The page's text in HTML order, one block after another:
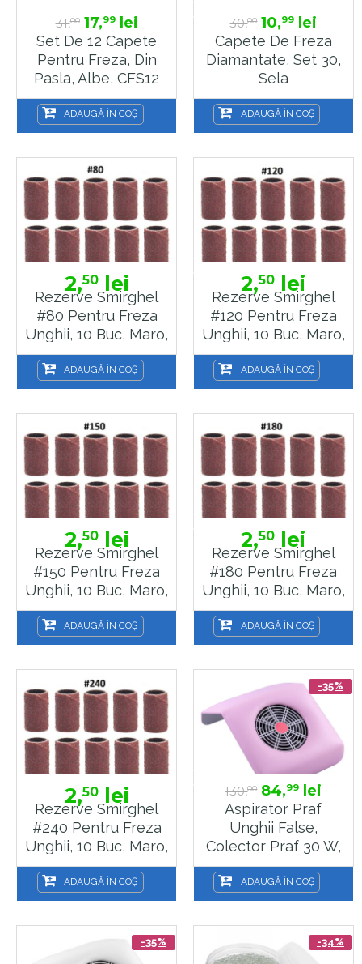
31,00 17,99lei
Set De 12 Capete
Pentru Freza, Din
Pasla, Albe, CFS12
ADAUGĂ ÎN COȘ
30,00 10,99 lei
Capete De Freza
Diamantate, Set 30,
Sela
ADAUGĂ ÎN COȘ
2,50lei
Rezerve Smirghel
#80 Pentru Freza
Unghii, 10 Buc, Maro,
Inele Smirghel
Pentru Pila Electrica
Unghii
ADAUGĂ ÎN COȘ
2,50 lei
Rezerve Smirghel
#120 Pentru Freza
Unghii, 10 Buc, Maro,
Inele Smirghel
Pentru Pila Electrica
Unghii
ADAUGĂ ÎN COȘ
2,50lei
Rezerve Smirghel
#150 Pentru Freza
Unghii, 10 Buc, Maro,
Inele Smirghel
Pentru Pila Electrica
Unghii
ADAUGĂ ÎN COȘ
2,50 lei
Rezerve Smirghel
#180 Pentru Freza
Unghii, 10 Buc, Maro,
Inele Smirghel
Pentru Pila Electrica
Unghii
ADAUGĂ ÎN COȘ
2,50lei
Rezerve Smirghel
#240 Pentru Freza
Unghii, 10 Buc, Maro,
Inele Smirghel
Pentru Pila Electrica
Unghii
ADAUGĂ ÎN COȘ
-35%
130,00 84,99 lei
Aspirator Praf
Unghii False,
Colector Praf 30 W,
Roz , Sela
ADAUGĂ ÎN COȘ
-35% -34%